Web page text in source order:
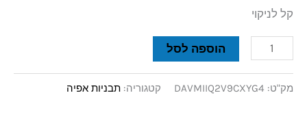
קל לניקוי
הוספה לסל
מק"ט: DAVMIIQ2V9CXYG4 קטגוריה: תבניות אפיה